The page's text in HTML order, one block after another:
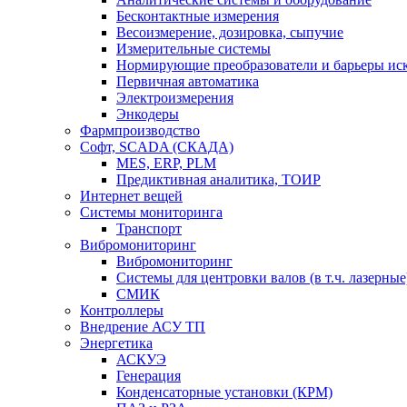
Бесконтактные измерения
Весоизмерение, дозировка, сыпучие
Измерительные системы
Нормирующие преобразователи и барьеры
Первичная автоматика
Электроизмерения
Энкодеры
Фармпроизводство
Софт, SCADA (СКАДА)
MES, ERP, PLM
Предиктивная аналитика, ТОИР
Интернет вещей
Системы мониторинга
Транспорт
Вибромониторинг
Вибромониторинг
Системы для центровки валов (в т.ч.
СМИК
Контроллеры
Внедрение АСУ ТП
Энергетика
АСКУЭ
Генерация
Конденсаторные установки (КРМ)